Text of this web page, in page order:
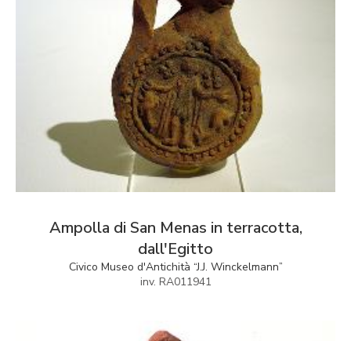
Ampolla di San Menas in terracotta,
dall'Egitto
Civico Museo d'Antichità “J.J. Winckelmann”
inv. RA011941